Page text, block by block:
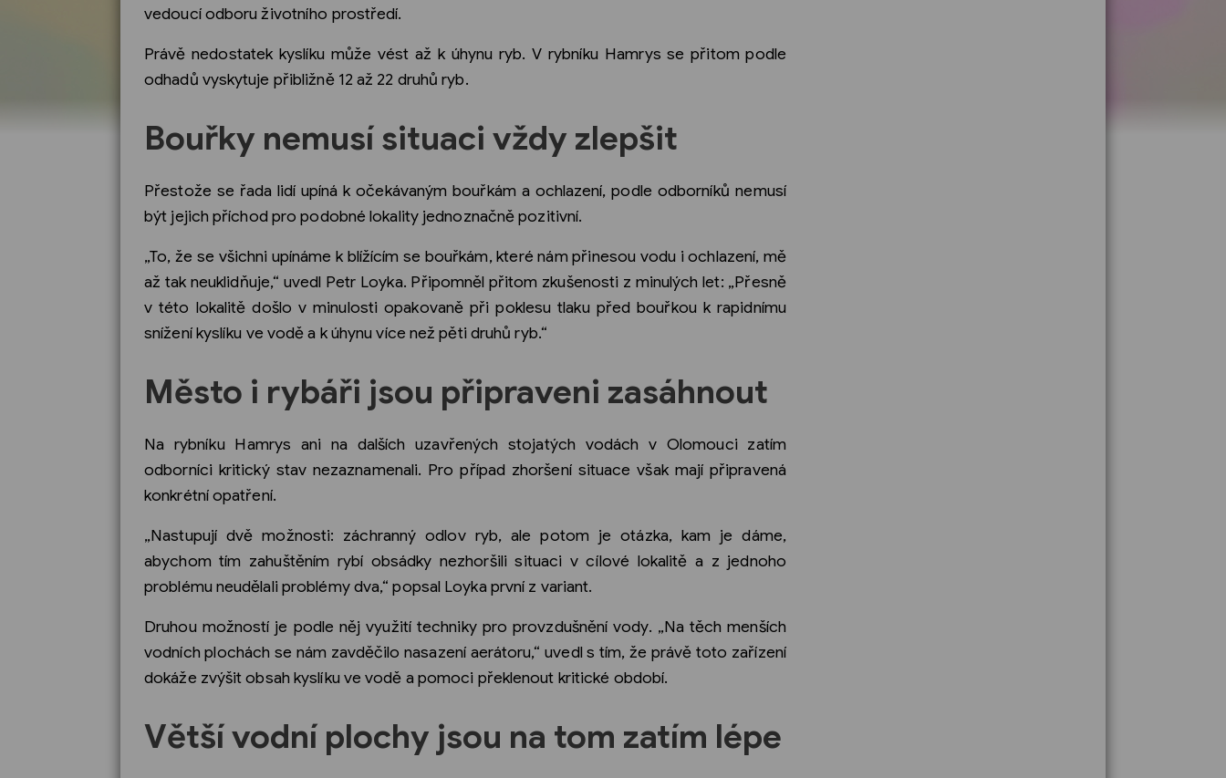
vedoucí odboru životního prostředí.
Právě nedostatek kyslíku může vést až k úhynu ryb. V rybníku Hamrys se přitom podle
odhadů vyskytuje přibližně 12 až 22 druhů ryb.
Bouřky nemusí situaci vždy zlepšit
Přestože se řada lidí upíná k očekávaným bouřkám a ochlazení, podle odborníků nemusí
být jejich příchod pro podobné lokality jednoznačně pozitivní.
„To, že se všichni upínáme k blížícím se bouřkám, které nám přinesou vodu i ochlazení, mě
až tak neuklidňuje,“ uvedl Petr Loyka. Připomněl přitom zkušenosti z minulých let: „Přesně
v této lokalitě došlo v minulosti opakovaně při poklesu tlaku před bouřkou k rapidnímu
snížení kyslíku ve vodě a k úhynu více než pěti druhů ryb.“
Město i rybáři jsou připraveni zasáhnout
Na rybníku Hamrys ani na dalších uzavřených stojatých vodách v Olomouci zatím
odborníci kritický stav nezaznamenali. Pro případ zhoršení situace však mají připravená
konkrétní opatření.
„Nastupují dvě možnosti: záchranný odlov ryb, ale potom je otázka, kam je dáme,
abychom tím zahuštěním rybí obsádky nezhoršili situaci v cílové lokalitě a z jednoho
problému neudělali problémy dva,“ popsal Loyka první z variant.
Druhou možností je podle něj využití techniky pro provzdušnění vody. „Na těch menších
vodních plochách se nám zavděčilo nasazení aerátoru,“ uvedl s tím, že právě toto zařízení
dokáže zvýšit obsah kyslíku ve vodě a pomoci překlenout kritické období.
Větší vodní plochy jsou na tom zatím lépe